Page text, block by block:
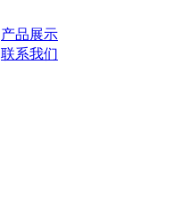
产品展示
联系我们